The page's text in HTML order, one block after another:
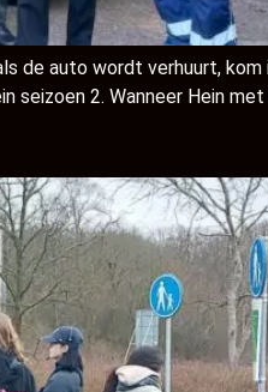
de auto wordt verhuurt,
2. Wanneer Hein